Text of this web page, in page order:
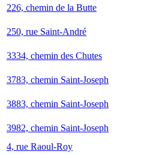
226, chemin de la Butte
250, rue Saint-André
3334, chemin des Chutes
3783, chemin Saint-Joseph
3883, chemin Saint-Joseph
3982, chemin Saint-Joseph
4, rue Raoul-Roy